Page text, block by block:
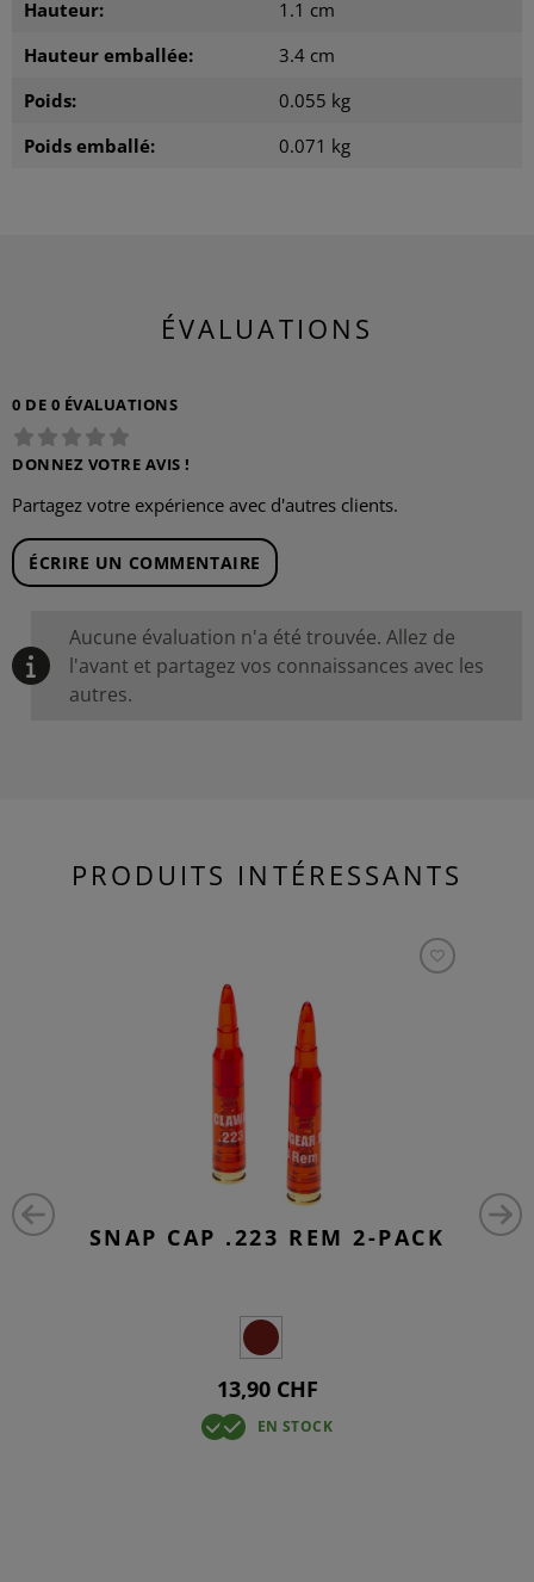
Hauteur:
1.1 cm
Hauteur emballée:
3.4 cm
Poids:
0.055 kg
Poids emballé:
0.071 kg
ÉVALUATIONS
0 DE 0 ÉVALUATIONS
DONNEZ VOTRE AVIS !
Partagez votre expérience avec d'autres clients.
ÉCRIRE UN COMMENTAIRE
Aucune évaluation n'a été trouvée. Allez de
l'avant et partagez vos connaissances avec les
autres.
PRODUITS INTÉRESSANTS
SNAP CAP .223 REM 2-PACK
13,90 CHF
EN STOCK